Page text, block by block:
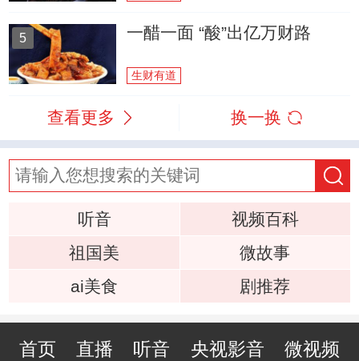
5 一醋一面 “酸”出亿万财路
生财有道
查看更多 换一换
听音
视频百科
祖国美
微故事
ai美食
剧推荐
首页 直播 听音 央视影音 微视频